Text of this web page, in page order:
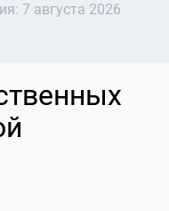
7 августа 2026